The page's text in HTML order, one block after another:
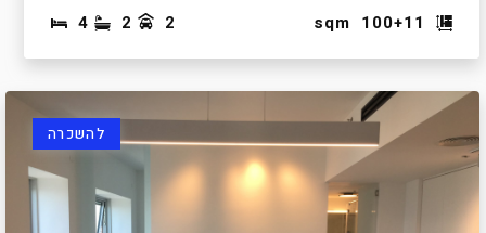
sqm 100+11
4 2 2
להשכרה